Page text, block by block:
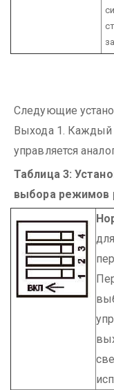
Следующие
Выхода 1. Каждый
управляется
Таблица 3:
выбора режимов